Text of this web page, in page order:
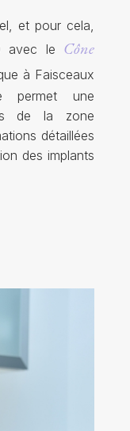
et pour cela,
avec le Cône
à Faisceaux
permet une
de la zone
détaillées
des implants